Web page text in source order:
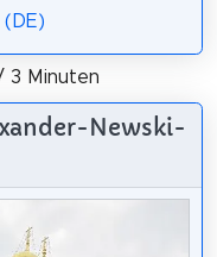
3 Minuten
Newski-